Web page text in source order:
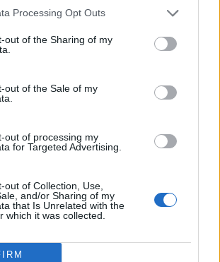
Processing Opt Outs
out of the Sharing of my
out of the Sale of my
out of processing my
for Targeted Advertising.
out of Collection, Use,
and/or Sharing of my
that Is Unrelated with the
which it was collected.
reilusti yli
albumia myynyt Tori
Helsingissä
Kesä!
Jocka
Tyyliniekka